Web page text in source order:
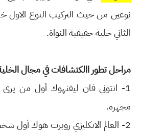
نوعين من حيث التركيب النوع الاول
الثاني خلية حقيقية النواة.
مراحل تطور االكتشافات في مجال
1-
انتوني فان ليفنهوك أول من
مجهره.
2- العالم الانكليزي روبرت هوك